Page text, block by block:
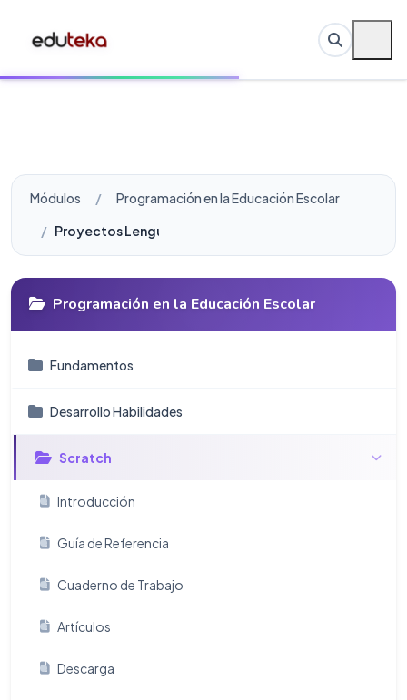
Módulos
Programación en la Educación Escolar
Proyectos Lenguaje
Programación en la Educación Escolar
Fundamentos
Desarrollo Habilidades
Scratch
Introducción
Guía de Referencia
Cuaderno de Trabajo
Artículos
Descarga